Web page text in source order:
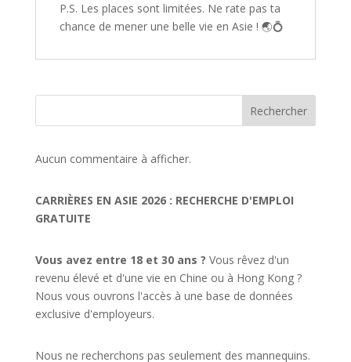
P.S. Les places sont limitées. Ne rate pas ta
chance de mener une belle vie en Asie ! 🌏💍
Rechercher
Aucun commentaire à afficher.
CARRIÈRES EN ASIE 2026 : RECHERCHE D'EMPLOI
GRATUITE
Vous avez entre 18 et 30 ans ? Vous rêvez d'un
revenu élevé et d'une vie en Chine ou à Hong Kong ?
Nous vous ouvrons l'accès à une base de données
exclusive d'employeurs.
Nous ne recherchons pas seulement des mannequins.